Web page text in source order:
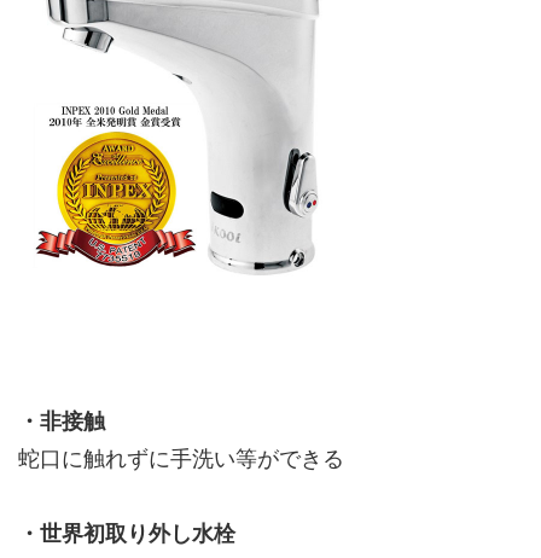
・非接触
蛇口に触れずに手洗い等ができる
・世界初取り外し水栓